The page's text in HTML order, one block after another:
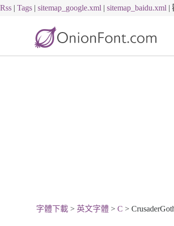
Rss | Tags | sitemap_google.xml | sitemap_baidu.xml |
字體下載 > 英文字體 > C >